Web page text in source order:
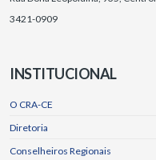
3421-0909
INSTITUCIONAL
O CRA-CE
Diretoria
Conselheiros Regionais